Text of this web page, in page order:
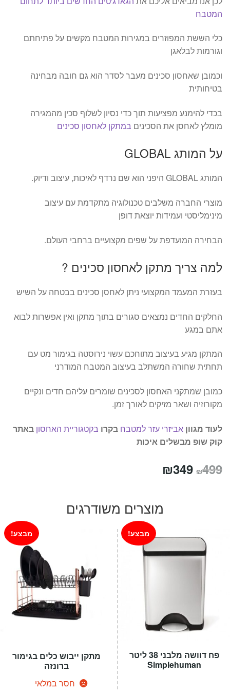
המטבח
כלי הששת המפוזרים במגירות המטבח מקשים על פתיחתם
וגורמות לבלאגן
וכמובן שאחסון סכינים מעבר לסדר הוא גם חובה מבחינה
בטיחותית
בכדי להימנע מפציעות תוך כדי נסיון לשלוף סכין מהמגירה
מומלץ לאחסן את הסכינים במתקן לאחסון סכינים
על המותג GLOBAL
המותג GLOBAL היפני הוא שם נרדף לאיכות, עיצוב ודיוק.
מוצרי החברה משלבים טכנולוגיה מתקדמת עם עיצוב
מינימליסטי ועמידות יוצאת דופן
הבחירה המועדפת על שפים מקצועיים ברחבי העולם.
למה צריך מתקן לאחסון סכינים ?
בעזרת המעמד המקצועי ניתן לאחסן סכינים בבטחה על השיש
החלקים החדים נמצאים סגורים בתוך מתקן ואין אפשרות לבוא
אתם במגע
המתקן מגיע בעיצוב מתוחכם עשוי נירוסטה בגימור מט עם
תחתית שחורה המשתלב בעיצוב המטבח המודרני
כמובן שמתקני האחסון לסכינים שומרים עליהם חדים ונקיים
מקורוזיה ושאר מזיקים לאורך זמן.
לעוד מגוון אביזרי עזר למטבח בקרו בקטגוריית האחסון באתר
קוק שופ מבשלים איכות
₪499 המחיר
₪349
הוא:
₪349.
מוצרים משודרגים
מתקן ייבוש כלים בגימור
ברונזה
חסר במלאי
מבצע!
פח דוושה מלבני 38 ליטר
Simplehuman
מבצע!